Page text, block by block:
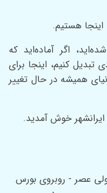
هستیم.
اگر آماده‌اید که
تبدیل کنیم، اینجا برای
همیشه در حال تغییر
خوش آمدید.
ولی عصر - روبروی بورس